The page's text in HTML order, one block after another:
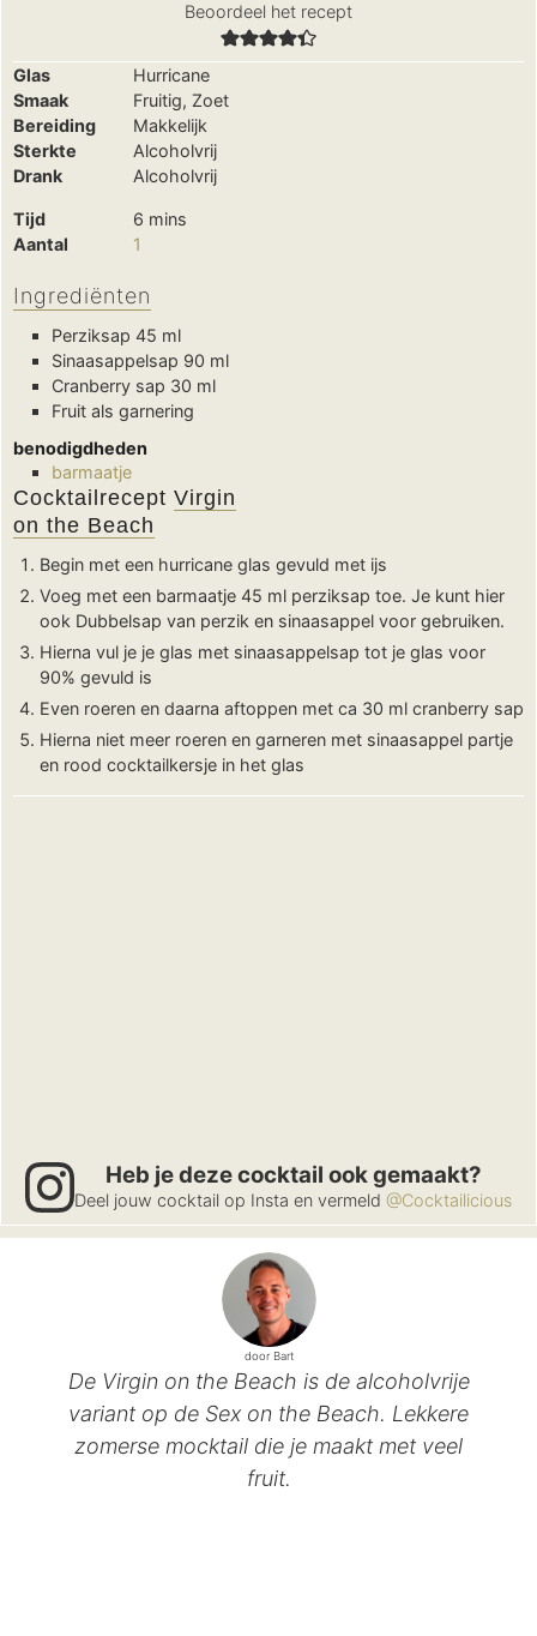
door Bart
De Virgin on the Beach is de alcoholvrije
variant op de Sex on the Beach. Lekkere
zomerse mocktail die je maakt met veel
fruit.
Beoordeel het recept
Glas
Hurricane
Smaak
Fruitig, Zoet
Bereiding
Makkelijk
Sterkte
Alcoholvrij
Drank
Alcoholvrij
Tijd 6 minutes
mins
Aantal
1
Ingrediënten
Perziksap 45 ml
Sinaasappelsap 90 ml
Cranberry sap 30 ml
Fruit als garnering
benodigdheden
barmaatje
Cocktailrecept Virgin
on the Beach
Begin met een hurricane glas gevuld met ijs
Voeg met een barmaatje 45 ml perziksap toe. Je kunt hier
ook Dubbelsap van perzik en sinaasappel voor gebruiken.
Hierna vul je je glas met sinaasappelsap tot je glas voor
90% gevuld is
Even roeren en daarna aftoppen met ca 30 ml cranberry sap
Hierna niet meer roeren en garneren met sinaasappel partje
en rood cocktailkersje in het glas
Heb je deze cocktail ook gemaakt?
Deel jouw cocktail op Insta en vermeld@Cocktailicious